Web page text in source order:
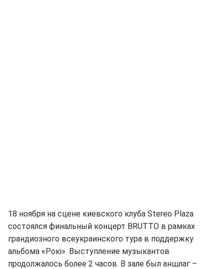
18 ноября на сцене киевского клуба Stereo Plaza
состоялся финальный концерт BRUTTO в рамках
грандиозного всеукраинского тура в поддержку
альбома «Рокі». Выступление музыкантов
продолжалось более 2 часов. В зале был аншлаг –